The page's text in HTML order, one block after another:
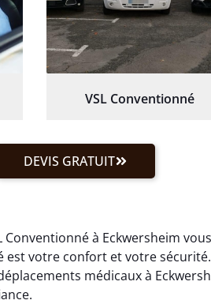
VSL Conventionné
DEVIS GRATUIT
Conventionné à Eckwersheim
votre confort et votre
médicaux à